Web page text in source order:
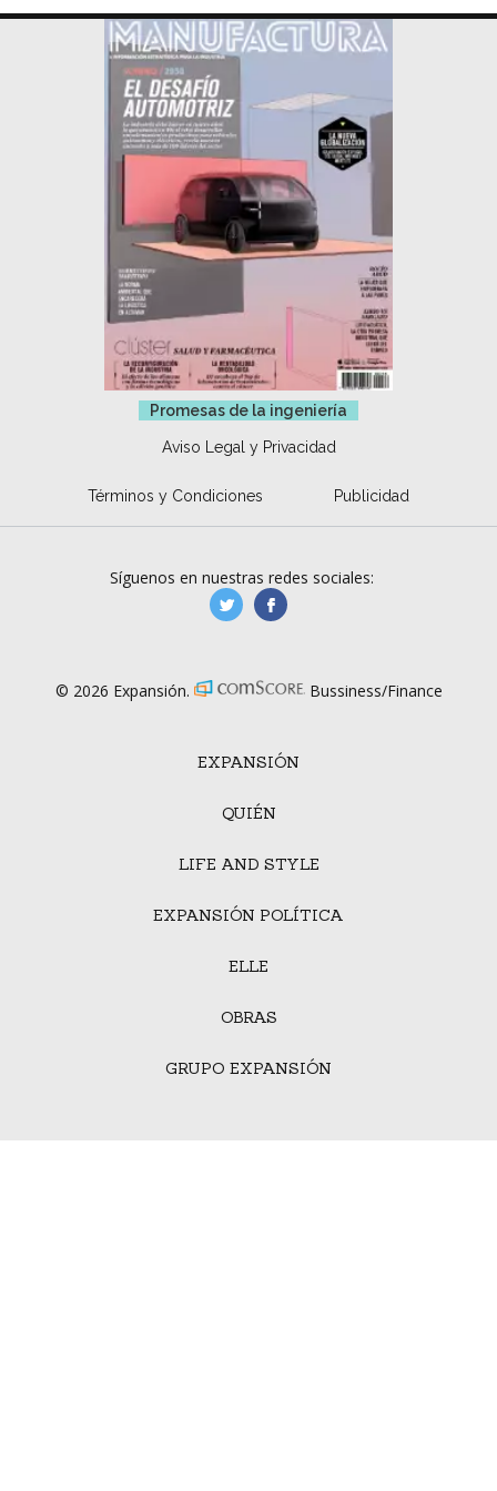
Promesas de la ingeniería
Aviso Legal y Privacidad
Términos y Condiciones Publicidad
EXPANSIÓN
QUIÉN
LIFE AND STYLE
EXPANSIÓN POLÍTICA
ELLE
OBRAS
GRUPO EXPANSIÓN
Síguenos en nuestras redes sociales:
manufacturaGE
© 2026 Expansión. Bussiness/Finance